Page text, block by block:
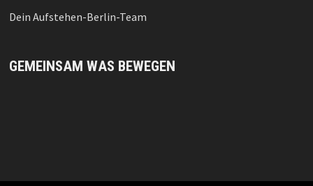
Dein Aufstehen-Berlin-Team
GEMEINSAM WAS BEWEGEN